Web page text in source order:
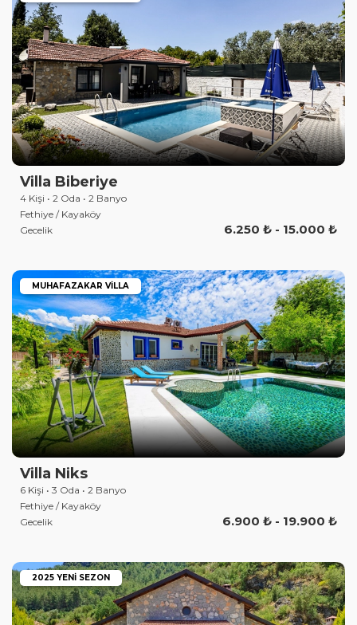
Villa Biberiye
4 Kişi • 2 Oda • 2 Banyo
Fethiye / Kayaköy
Gecelik
6.250 ₺ - 15.000 ₺
MUHAFAZAKAR VILLA
Villa Niks
6 Kişi • 3 Oda • 2 Banyo
Fethiye / Kayaköy
Gecelik
6.900 ₺ - 19.900 ₺
2025 YENI SEZON